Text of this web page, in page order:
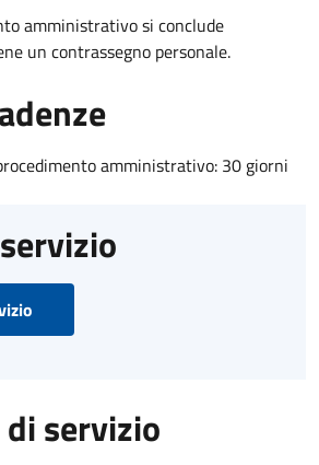
amministrativo si conclude
un contrassegno personale.
amministrativo: 30 giorni
servizio